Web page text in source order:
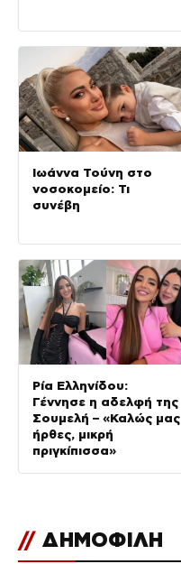
Ιωάννα Τούνη στο
νοσοκομείο: Τι
συνέβη
Ρία Ελληνίδου:
Γέννησε η αδελφή της
Σουμελή – «Καλώς μας
ήρθες, μικρή
πριγκίπισσα»
// ΔΗΜΟΦΙΛΗ